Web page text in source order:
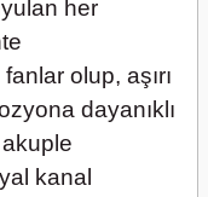
her
olup, aşırı
dayanıklı
kanal